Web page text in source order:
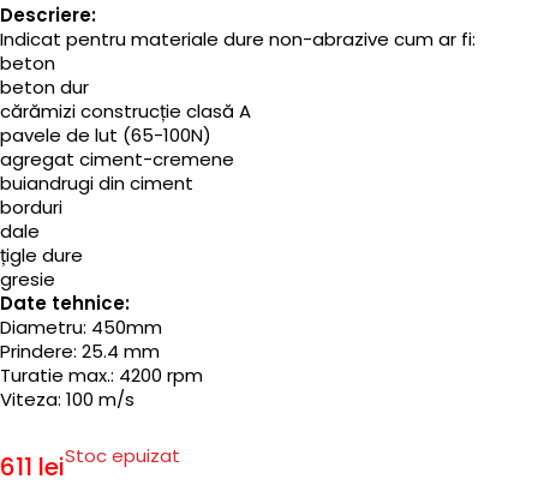
Descriere:
Indicat pentru materiale dure non-abrazive cum ar fi:
beton
beton dur
cărămizi construcție clasă A
pavele de lut (65-100N)
agregat ciment-cremene
buiandrugi din ciment
borduri
dale
țigle dure
gresie
Date tehnice:
Diametru: 450mm
Prindere: 25.4 mm
Turatie max.: 4200 rpm
Viteza: 100 m/s
611 leiStoc epuizat